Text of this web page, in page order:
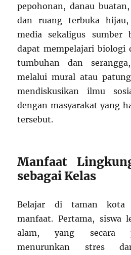
pepohonan, danau
dan ruang terbuka hijau,
media sekaligus sumber
dapat mempelajari biologi
tumbuhan dan
melalui mural atau
mendiskusikan ilmu
dengan masyarakat yang
tersebut.
Manfaat
sebagai Kelas
Belajar di taman kota
manfaat. Pertama, siswa
alam, yang secara
menurunkan stres